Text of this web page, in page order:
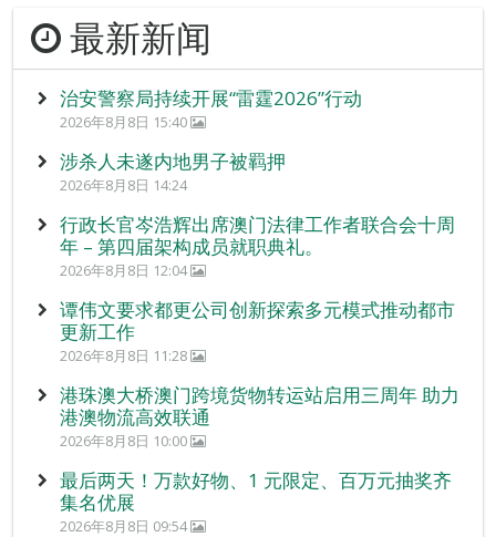
最新新闻
治安警察局持续开展“雷霆2026”行动
2026年8月8日 15:40
涉杀人未遂内地男子被羁押
2026年8月8日 14:24
行政长官岑浩辉出席澳门法律工作者联合会十周
年 – 第四届架构成员就职典礼。
2026年8月8日 12:04
谭伟文要求都更公司创新探索多元模式推动都市
更新工作
2026年8月8日 11:28
港珠澳大桥澳门跨境货物转运站启用三周年 助力
港澳物流高效联通
2026年8月8日 10:00
最后两天！万款好物、1 元限定、百万元抽奖齐
集名优展
2026年8月8日 09:54